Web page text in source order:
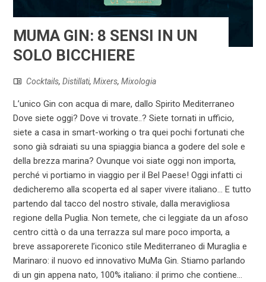
MUMA GIN: 8 SENSI IN UN
SOLO BICCHIERE
Cocktails,Distillati,Mixers,Mixologia
L’unico Gin con acqua di mare, dallo Spirito Mediterraneo
Dove siete oggi? Dove vi trovate..? Siete tornati in ufficio,
siete a casa in smart-working o tra quei pochi fortunati che
sono già sdraiati su una spiaggia bianca a godere del sole e
della brezza marina? Ovunque voi siate oggi non importa,
perché vi portiamo in viaggio per il Bel Paese! Oggi infatti ci
dedicheremo alla scoperta ed al saper vivere italiano… E tutto
partendo dal tacco del nostro stivale, dalla meravigliosa
regione della Puglia. Non temete, che ci leggiate da un afoso
centro città o da una terrazza sul mare poco importa, a
breve assaporerete l’iconico stile Mediterraneo di Muraglia e
Marinaro: il nuovo ed innovativo MuMa Gin. Stiamo parlando
di un gin appena nato, 100% italiano: il primo che contiene...